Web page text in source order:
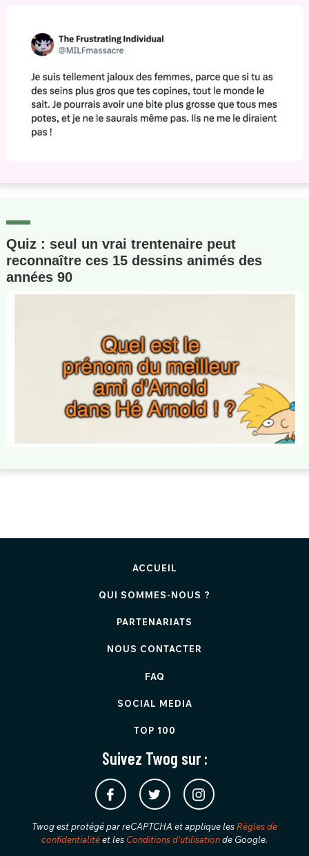
Quiz : seul un vrai trentenaire peut
reconnaître ces 15 dessins animés des
années 90
ACCUEIL
QUI SOMMES-NOUS ?
PARTENARIATS
NOUS CONTACTER
FAQ
SOCIAL MEDIA
TOP 100
Suivez Twog sur :
Twog est protégé par reCAPTCHA et applique les Règles de
confidentialitéet les Conditions d'utilisationde Google.